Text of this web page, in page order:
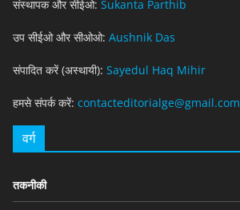
संस्थापक और सीईओ: Sukanta Parthib
उप सीईओ और सीओओ: Aushnik Das
संपादित करें (अस्थायी): Sayedul Haq Mihir
हमसे संपर्क करें: contacteditorialge@gmail.com
वर्ग
तकनीकी